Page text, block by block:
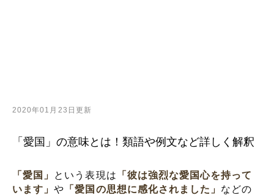
2020年01月23日更新
「愛国」の意味とは！類語や例文など詳しく解釈
「愛国」 という表現は 「彼は強烈な愛国心を持って
います」や 「愛国の思想に感化されました」 などの